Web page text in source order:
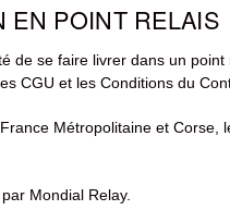
EN POINT RELAIS
de se faire livrer dans un
CGU et les Conditions du
Métropolitaine et
Mondial Relay.